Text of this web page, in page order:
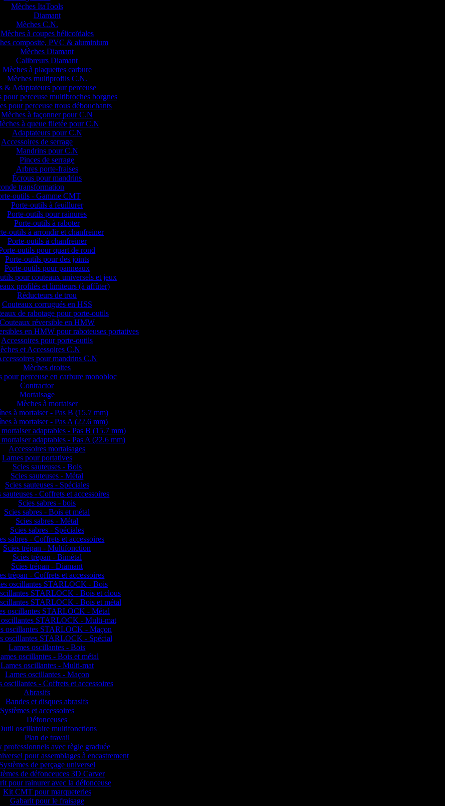
Mèches ItaTools
Diamant
Mèches C.N.
Mèches à coupes hélicoïdales
composite, PVC & aluminium
Mèches Diamant
Calibreurs Diamant
Mèches à plaquettes carbure
Mèches multiprofils C.N.
& Adaptateurs pour perceuse
pour perceuse multibroches borgnes
pour perceuse trous débouchants
Mèches à façonner pour C.N
à queue filetée pour C.N
Adaptateurs pour C.N
Accessoires de serrage
Mandrins pour C.N
Pinces de serrage
Arbres porte-fraises
Écrous pour mandrins
transformation
outils - Gamme CMT
Porte-outils à feuillurer
Porte-outils pour rainures
Porte-outils à raboter
outils à arrondir et chanfreiner
Porte-outils à chanfreiner
outils pour quart de rond
Porte-outils pour des joints
Porte-outils pour panneaux
pour couteaux universels et jeux
profilés et limiteurs (à affûter)
Réducteurs de trou
Couteaux corrugués en HSS
de rabotage pour porte-outils
Couteaux réversible en HMW
en HMW pour raboteuses portatives
Accessoires pour porte-outils
et Accessoires C.N
pour mandrins C.N
Mèches droites
pour perceuse en carbure monobloc
Contractor
Mortaisage
Mèches à mortaiser
à mortaiser - Pas B (15.7 mm)
à mortaiser - Pas A (22.6 mm)
adaptables - Pas B (15.7 mm)
adaptables - Pas A (22.6 mm)
Accessoires mortaisages
Lames pour portatives
Scies sauteuses - Bois
Scies sauteuses - Métal
Scies sauteuses - Spéciales
sauteuses - Coffrets et accessoires
Scies sabres - bois
Scies sabres - Bois et métal
Scies sabres - Métal
Scies sabres - Spéciales
sabres - Coffrets et accessoires
Scies trépan - Multifonction
Scies trépan - Bimétal
Scies trépan - Diamant
trépan - Coffrets et accessoires
oscillantes STARLOCK - Bois
STARLOCK - Bois et clous
STARLOCK - Bois et métal
oscillantes STARLOCK - Métal
oscillantes STARLOCK - Multi-mat
oscillantes STARLOCK - Maçon
oscillantes STARLOCK - Spécial
Lames oscillantes - Bois
oscillantes - Bois et métal
Lames oscillantes - Multi-mat
Lames oscillantes - Maçon
oscillantes - Coffrets et accessoires
Abrasifs
Bandes et disques abrasifs
Systèmes et accessoires
Défonceuses
oscillatoire multifonctions
Plan de travail
professionnels avec règle graduée
pour assemblages à encastrement
Systèmes de perçage universel
de défonceuces 3D Carver
pour rainurer avec la défonceuse
Kit CMT pour marqueteries
Gabarit pour le fraisage